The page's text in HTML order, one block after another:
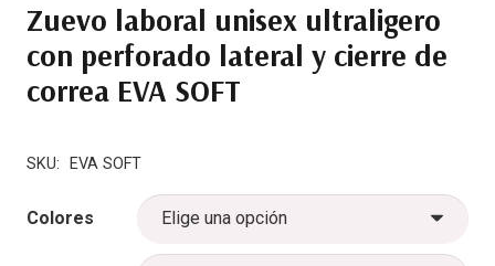
Zuevo laboral unisex ultraligero
con perforado lateral y cierre de
correa EVA SOFT
SKU: EVA SOFT
Colores